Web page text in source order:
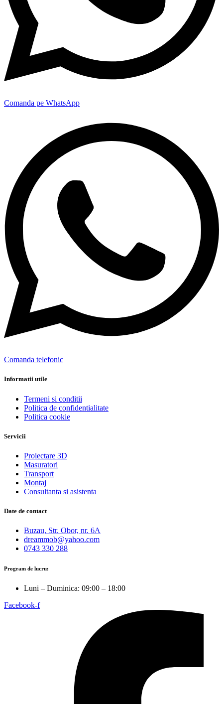
Comanda pe WhatsApp
Comanda telefonic
Informatii utile
Termeni si conditii
Politica de confidentialitate
Politica cookie
Servicii
Proiectare 3D
Masuratori
Transport
Montaj
Consultanta si asistenta
Date de contact
Buzau, Str. Obor, nr. 6A
dreammob@yahoo.com
0743 330 288
Program de lucru:
Luni – Duminica: 09:00 – 18:00
Facebook-f